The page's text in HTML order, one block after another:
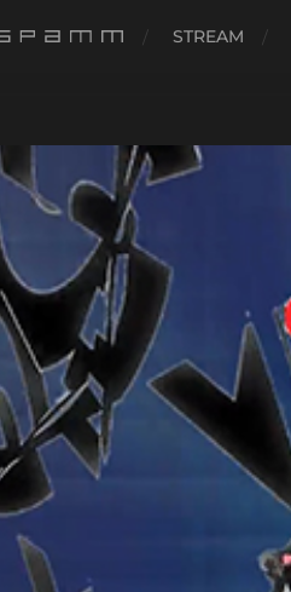
########## STREAM